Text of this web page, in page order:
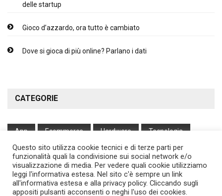
delle startup
Gioco d’azzardo, ora tutto è cambiato
Dove si gioca di più online? Parlano i dati
CATEGORIE
App Ecommerce Hardware Tecnologia
Web
Questo sito utilizza cookie tecnici e di terze parti per
funzionalità quali la condivisione sui social network e/o
visualizzazione di media. Per vedere quali cookie utilizziamo
leggi l'informativa estesa. Nel sito c'è sempre un link
all'informativa estesa e alla privacy policy. Cliccando sugli
appositi pulsanti acconsenti o neghi l'uso dei cookies.